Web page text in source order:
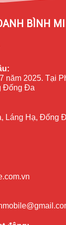
BÌNH
năm 2025. Tại
Đống Đa
Láng Hạ, Đống